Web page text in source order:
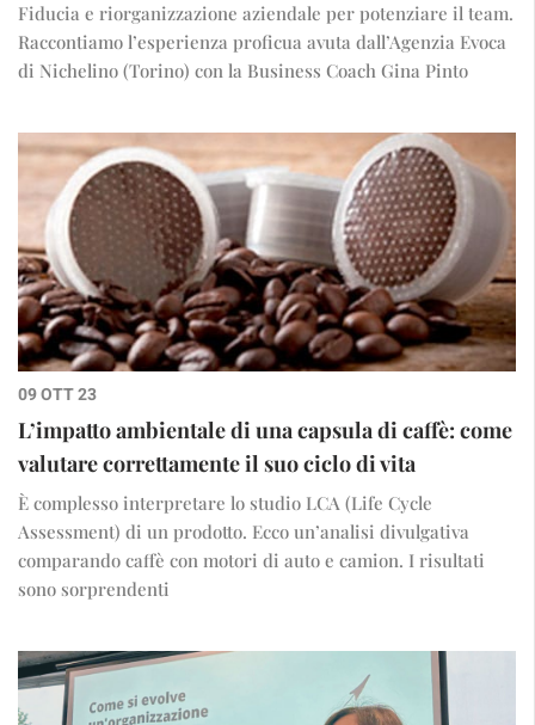
Fiducia e riorganizzazione aziendale per potenziare il team.
Raccontiamo l’esperienza proficua avuta dall’Agenzia Evoca
di Nichelino (Torino) con la Business Coach Gina Pinto
09 OTT 23
L’impatto ambientale di una capsula di caffè: come
valutare correttamente il suo ciclo di vita
È complesso interpretare lo studio LCA (Life Cycle
Assessment) di un prodotto. Ecco un’analisi divulgativa
comparando caffè con motori di auto e camion. I risultati
sono sorprendenti